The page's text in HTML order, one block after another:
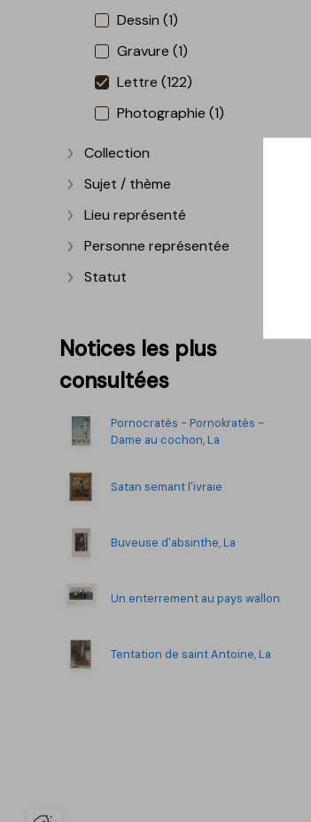
Dessin (1)
Gravure (1)
Lettre (122)
Photographie (1)
Afficher plus
Collection
Afficher plus
Sujet / thème
Afficher plus
Lieu représenté
Afficher plus
Personne représentée
Afficher plus
Statut
Notices les plus
consultées
Pornocratès - Pornokratès -
Dame au cochon, La
Satan semant l'ivraie
Buveuse d'absinthe, La
Un enterrement au pays wallon
Tentation de saint Antoine, La